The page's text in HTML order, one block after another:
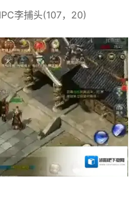
李捕头(107，20)